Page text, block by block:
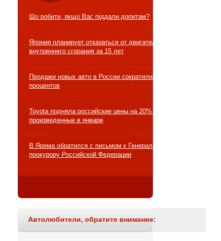
Що робити, якщо Вас піддали допитам?
Япония планирует отказаться от двигателей
внутреннего сгорания за 15 лет
Продажи новых авто в России сократились на 10
процентов
Toyota подняла российские цены на 20% на авто,
произведенные в январе
В.Ярема обратился с письмом к Генеральному
прокурору Российской Федерации
Автолюбители, обратите внимание: